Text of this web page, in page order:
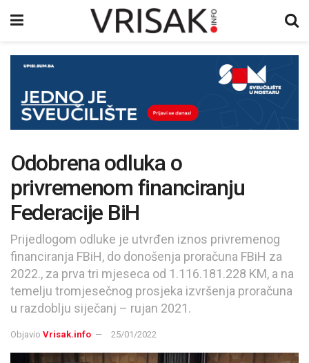
Odobrena odluka o
privremenom financiranju
Federacije BiH
Prijedlogom odluke je utvrđen iznos privremenog
financiranja FBiH, do donošenja proračuna FBiH za
2022., za prva tri mjeseca od 1.116.181.228 KM, a na
temelju tromjesečnog prosjeka izvršenja proračuna
u razdoblju siječanj – rujan 2021.
Objavio Vrisak.info 25/01/2022